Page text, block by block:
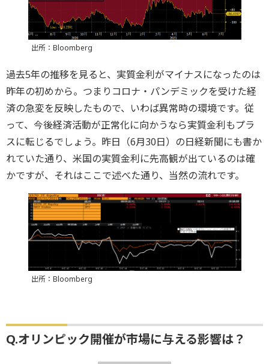
出所：Bloomberg
過去5年の推移を見ると、実質金利がマイナスになったのは
昨年の初めから。つまりコロナ・パンデミックを受けた経
済の急変を反映したもので、いわば異常時の環境です。従
って、今後経済活動が正常化に向かうなら実質金利もプラ
スに転じるでしょう。昨日（6月30日）の日経新聞にも書か
れていた通り、米国の実質金利に先高観が出ているのは確
かですが、それはここで述べた通り、当然の流れです。
出所：Bloomberg
Q.オリンピック開催が市場に与える影響は？